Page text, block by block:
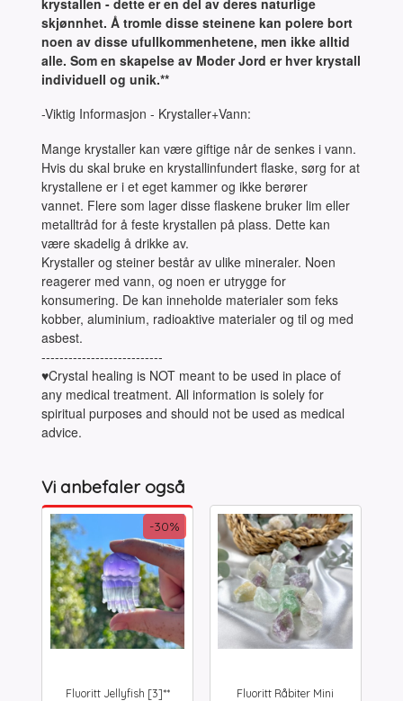
skjønnhet. Å tromle disse steinene kan polere bort
noen av disse ufullkommenhetene, men ikke alltid
alle. Som en skapelse av Moder Jord er hver krystall
individuell og unik.**
-Viktig Informasjon - Krystaller+Vann:
Mange krystaller kan være giftige når de senkes i vann.
Hvis du skal bruke en krystallinfundert flaske, sørg for at
krystallene er i et eget kammer og ikke berører
vannet. Flere som lager disse flaskene bruker lim eller
metalltråd for å feste krystallen på plass. Dette kan
være skadelig å drikke av.
Krystaller og steiner består av ulike mineraler. Noen
reagerer med vann, og noen er utrygge for
konsumering. De kan inneholde materialer som feks
kobber, aluminium, radioaktive materialer og til og med
asbest.
---------------------------
♥Crystal healing is NOT meant to be used in place of
any medical treatment. All information is solely for
spiritual purposes and should not be used as medical
advice.
Vi anbefaler også
Fluoritt Jellyfish [3]**
-30%
Fluoritt Råbiter Mini